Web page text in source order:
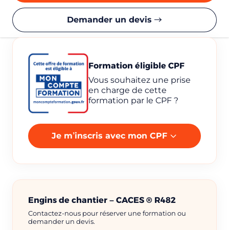
Demander un devis
Formation éligible CPF
Vous souhaitez une prise
en charge de cette
formation par le CPF ?
Je m’inscris avec mon CPF
Engins de chantier – CACES ® R482
Contactez-nous pour réserver une formation ou
demander un devis.